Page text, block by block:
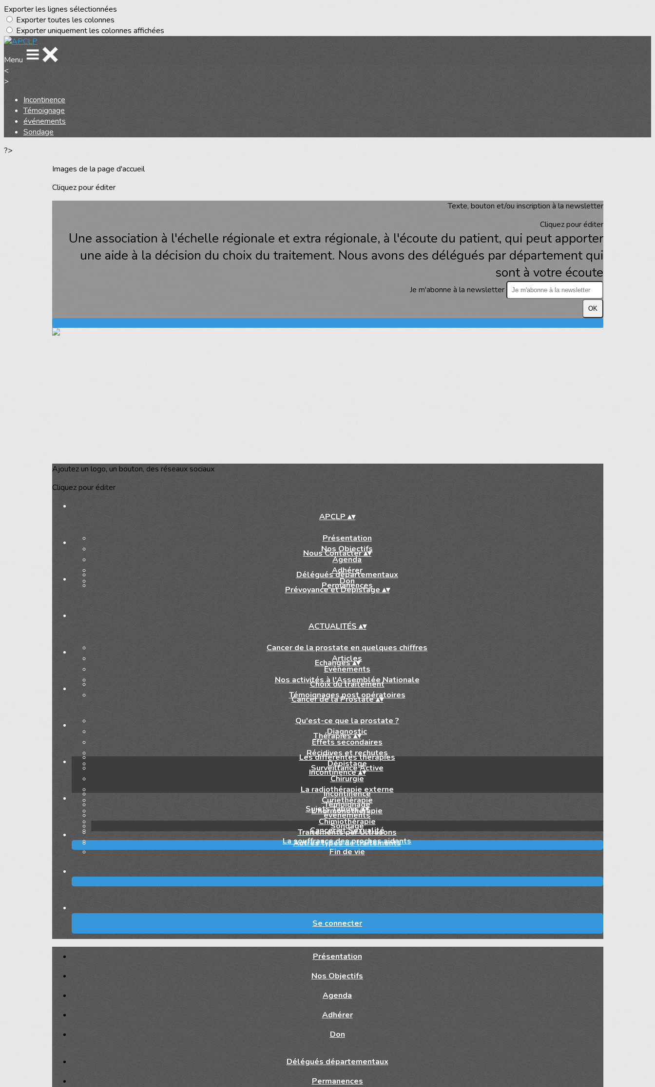
Exporter les lignes sélectionnées
Exporter toutes les colonnes
Exporter uniquement les colonnes affichées
Menu
<
>
Incontinence
Témoignage
événements
Sondage
?>
Images de la page d'accueil
Cliquez pour éditer
Texte, bouton et/ou inscription à la newsletter
Cliquez pour éditer
Une association à l'échelle régionale et extra régionale, à l'écoute du patient, qui peut apporter
une aide à la décision du choix du traitement. Nous avons des délégués par département qui
sont à votre écoute
Je m'abonne à la newsletter
OK
Ajoutez un logo, un bouton, des réseaux sociaux
Cliquez pour éditer
APCLP ▴▾
Présentation
Nos Objectifs
Agenda
Adhérer
Don
Nous Contacter▴▾
Délégués départementaux
Permanences
Prévoyance et Dépistage ▴▾
ACTUALITÉS ▴▾
Cancer de la prostate en quelques chiffres
Articles
Evénements
Nos activités à l'Assemblée Nationale
Echanges▴▾
Choix du traitement
Témoignages post opératoires
Cancer de la Prostate▴▾
Qu'est-ce que la prostate ?
Diagnostic
Effets secondaires
Récidives et rechutes
Dépistage
Thérapies▴▾
Les différentes thérapies
Surveillance Active
Chirurgie
La radiothérapie externe
Curiethérapie
L'hormonothérapie
Chimiothérapie
Traitements par Ultrasons
Autres types de traitements
Incontinence▴▾
Incontinence
Témoignage
événements
Sondage
Sujets Tabous▴▾
Cancer et Sexualité
La souffrance des proches aidants
Fin de vie
Se connecter
Présentation
Nos Objectifs
Agenda
Adhérer
Don
Délégués départementaux
Permanences